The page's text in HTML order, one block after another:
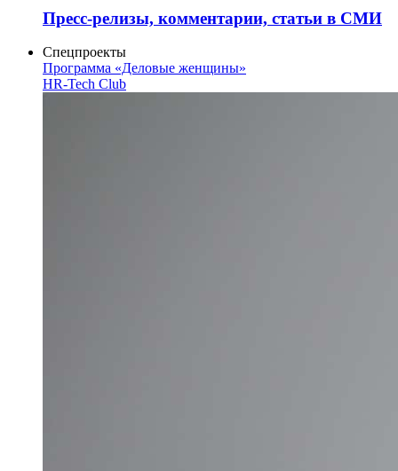
Пресс-релизы, комментарии, статьи в СМИ
Спецпроекты
Программа «Деловые женщины»
HR-Tech Club